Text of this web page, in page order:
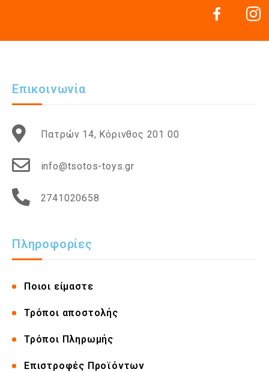
Επικοινωνία
Πατρών 14, Κόρινθος 201 00
info@tsotos-toys.gr
2741020658
Πληροφορίες
Ποιοι είμαστε
Τρόποι αποστολής
Τρόποι Πληρωμής
Επιστροφές Προϊόντων